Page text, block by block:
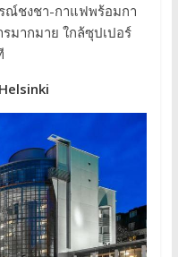
ณ์ชงชา-กาแฟพร้อมกา
มากมาย ใกล้ซุปเปอร์